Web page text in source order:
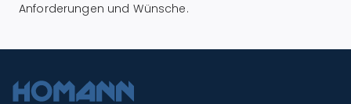
Anforderungen und Wünsche.